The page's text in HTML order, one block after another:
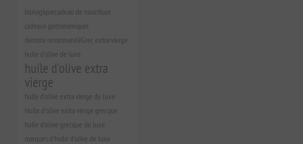
biologiquecadeau de nourriture
cadeaux gastronomiques
dentiste recommandéGrec extra vierge
huile d'olive de luxe
huile d'olive extra
vierge
huile d'olive extra vierge de luxe
Huile d'olive extra vierge grecque
huile d'olive grecque de luxe
marques d'huile d'olive de luxe